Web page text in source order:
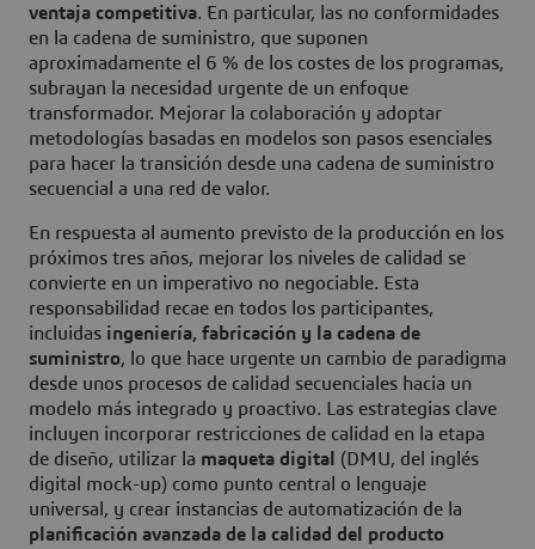
ventaja competitiva. En particular, las no conformidades
en la cadena de suministro, que suponen
aproximadamente el 6 % de los costes de los programas,
subrayan la necesidad urgente de un enfoque
transformador. Mejorar la colaboración y adoptar
metodologías basadas en modelos son pasos esenciales
para hacer la transición desde una cadena de suministro
secuencial a una red de valor.
En respuesta al aumento previsto de la producción en los
próximos tres años, mejorar los niveles de calidad se
convierte en un imperativo no negociable. Esta
responsabilidad recae en todos los participantes,
incluidas ingeniería, fabricación y la cadena de
suministro, lo que hace urgente un cambio de paradigma
desde unos procesos de calidad secuenciales hacia un
modelo más integrado y proactivo. Las estrategias clave
incluyen incorporar restricciones de calidad en la etapa
de diseño, utilizar la maqueta digital
(DMU, del inglés
digital mock-up) como punto central o lenguaje
universal, y crear instancias de automatización de la
planificación avanzada de la calidad del producto